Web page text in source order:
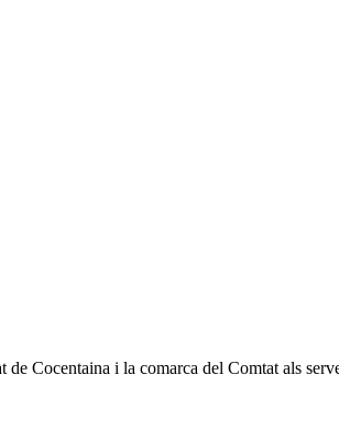
Cocentaina i la comarca del Comtat als